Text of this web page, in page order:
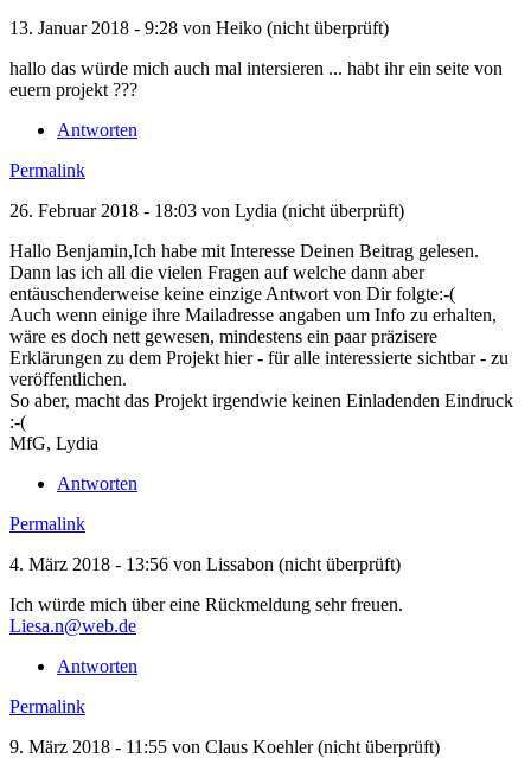
13. Januar 2018 - 9:28 von Heiko (nicht überprüft)
hallo das würde mich auch mal intersieren ... habt ihr ein seite von
euern projekt ???
Antworten
Permalink
26. Februar 2018 - 18:03 von Lydia (nicht überprüft)
Hallo Benjamin,Ich habe mit Interesse Deinen Beitrag gelesen.
Dann las ich all die vielen Fragen auf welche dann aber
entäuschenderweise keine einzige Antwort von Dir folgte:-(
Auch wenn einige ihre Mailadresse angaben um Info zu erhalten,
wäre es doch nett gewesen, mindestens ein paar präzisere
Erklärungen zu dem Projekt hier - für alle interessierte sichtbar - zu
veröffentlichen.
So aber, macht das Projekt irgendwie keinen Einladenden Eindruck
:-(
MfG, Lydia
Antworten
Permalink
4. März 2018 - 13:56 von Lissabon (nicht überprüft)
Ich würde mich über eine Rückmeldung sehr freuen.
Liesa.n@web.de
Antworten
Permalink
9. März 2018 - 11:55 von Claus Koehler (nicht überprüft)